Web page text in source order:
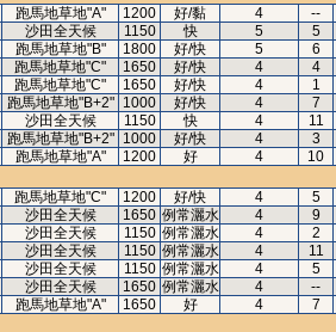
跑馬地草地"A" 1200 好/黏 4
--
沙田全天候 1150 快 5
5
跑馬地草地"B" 1800 好/快 5
6
跑馬地草地"C" 1650 好/快 4
4
跑馬地草地"C" 1650 好/快 4
1
跑馬地草地"B+2" 1000 好/快 4
7
沙田全天候 1150 快 4
11
跑馬地草地"B+2" 1000 好/快 4
3
跑馬地草地"A" 1200 好 4
10
跑馬地草地"C" 1200 好/快 4
5
沙田全天候 1650 例常灑水 4
9
沙田全天候 1150 例常灑水 4
2
沙田全天候 1150 例常灑水 4
11
沙田全天候 1150 例常灑水 4
5
沙田全天候 1650 例常灑水 4
--
跑馬地草地"A" 1650 好 4
7